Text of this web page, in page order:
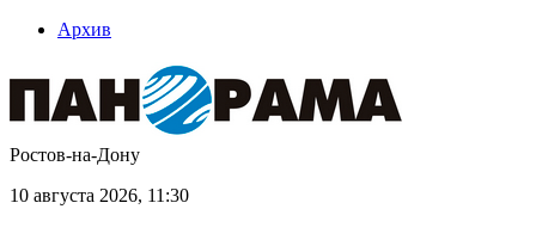
Архив
Ростов-на-Дону
10 августа 2026, 11:30